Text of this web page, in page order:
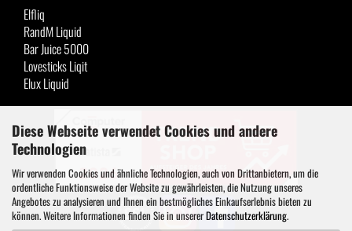
Diese Webseite verwendet Cookies und andere
Technologien
Wir verwenden Cookies und ähnliche Technologien, auch von Drittanbietern, um die
ordentliche Funktionsweise der Website zu gewährleisten, die Nutzung unseres
Angebotes zu analysieren und Ihnen ein bestmögliches Einkaufserlebnis bieten zu
können. Weitere Informationen finden Sie in unsererDatenschutzerklärung.
Elfliq
RandM Liquid
Bar Juice 5000
Lovesticks Liqit
Elux Liquid